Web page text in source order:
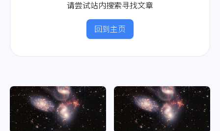
请尝试站内搜索寻找文章
回到主页